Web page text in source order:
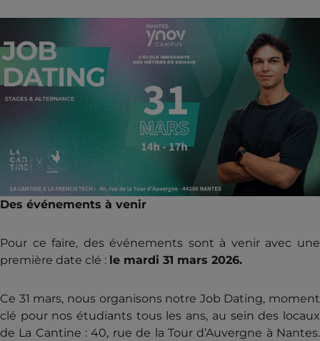
Des événements à venir
Pour ce faire, des événements sont à venir avec une
première date clé : le mardi 31 mars 2026.
Ce 31 mars, nous organisons notre Job Dating, moment
clé pour nos étudiants tous les ans, au sein des locaux
de La Cantine : 40, rue de la Tour d’Auvergne à Nantes.